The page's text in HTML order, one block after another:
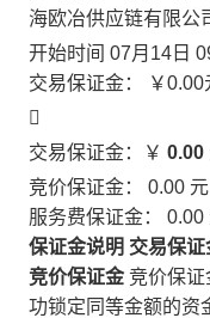
海欧冶供应链有限公
开始时间 07月14日
交易保证金：
￥0.00

交易保证金：￥ 0.00
竞价保证金： 0.00 元
服务费保证金： 0.00
保证金说明 交易保证
竞价保证金 竞价保证
功锁定同等金额的资